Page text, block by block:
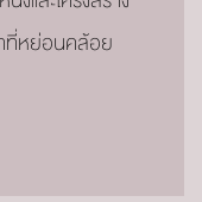
ที่หย่อนคล้อย